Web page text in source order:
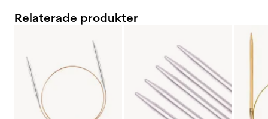
Relaterade produkter